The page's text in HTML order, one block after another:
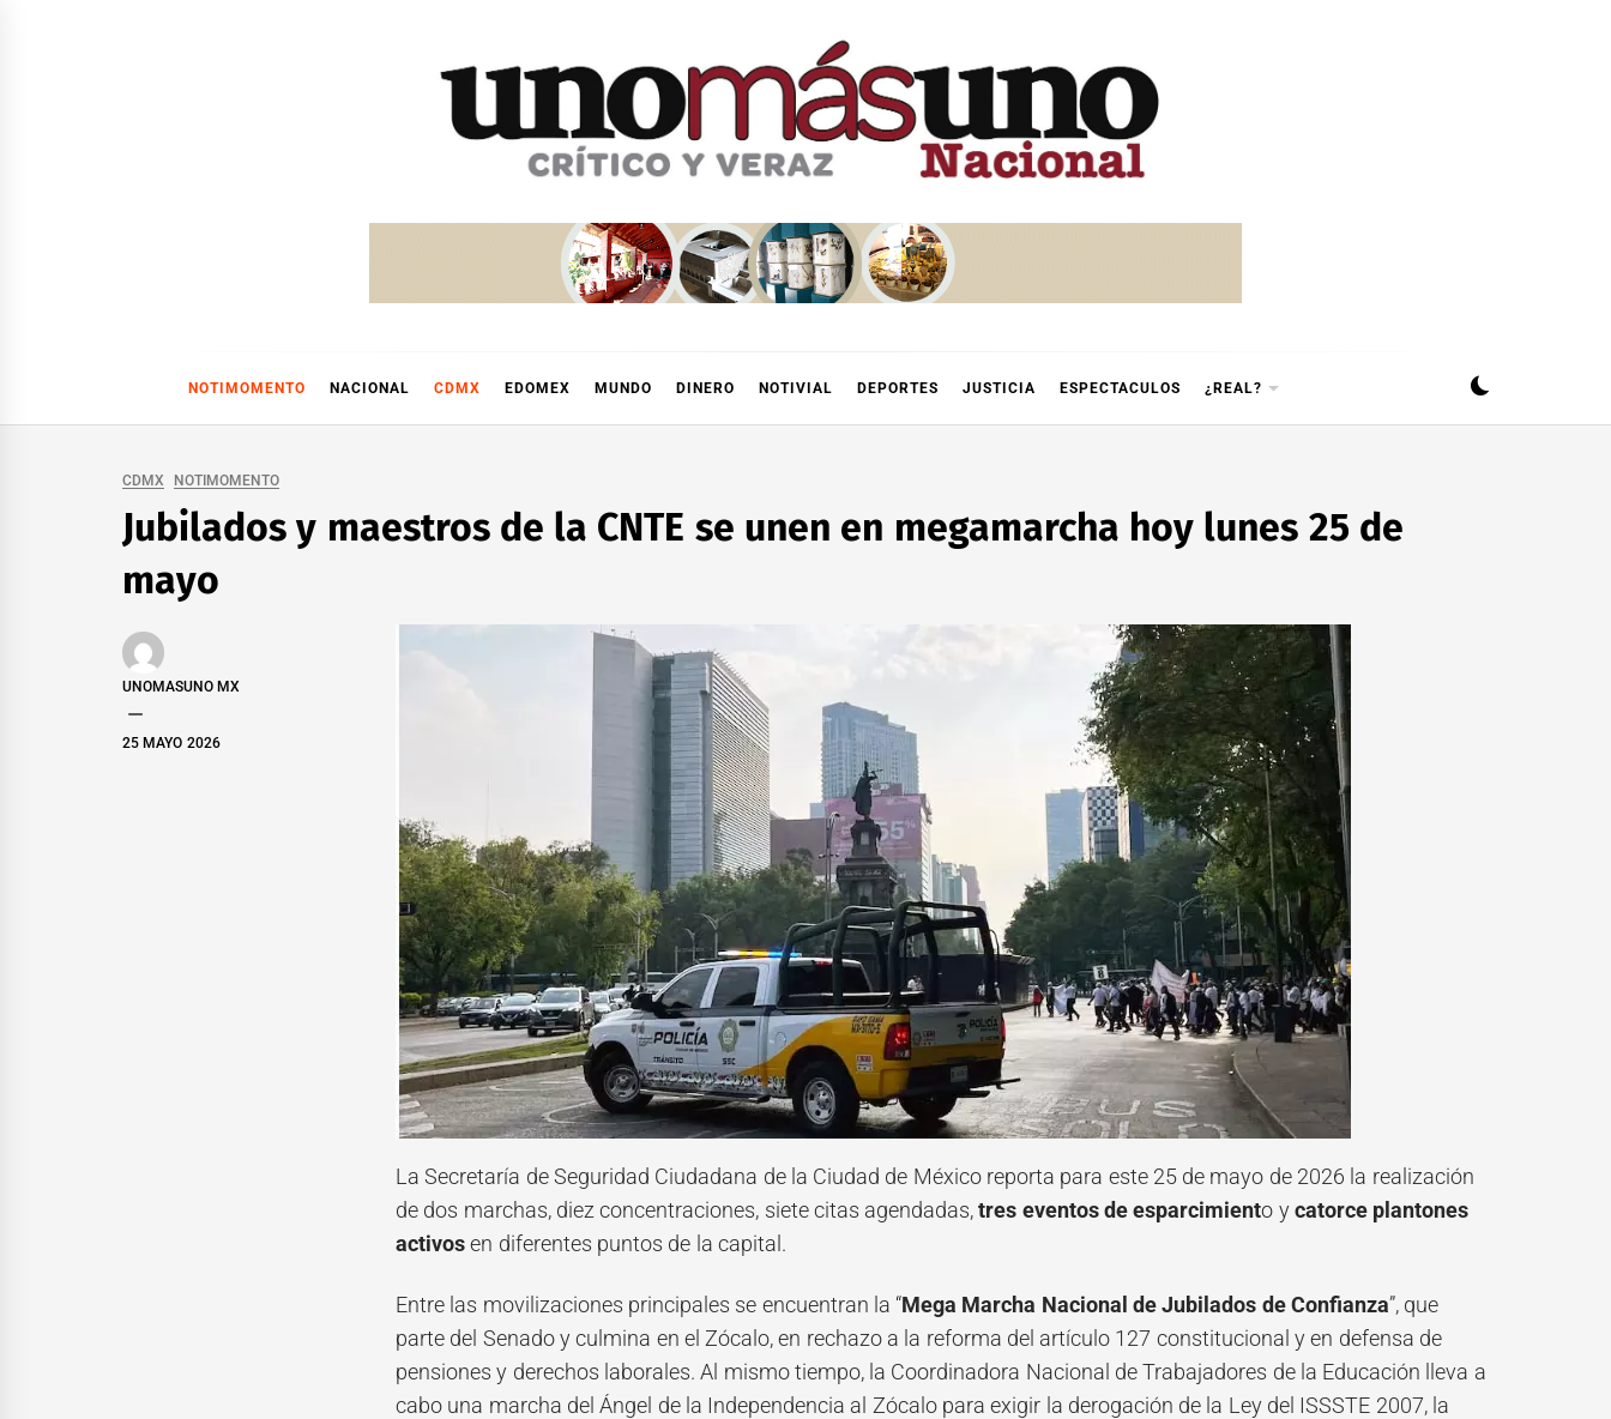
NOTIMOMENTO NACIONAL CDMX EDOMEX MUNDO DINERO NOTIVIAL DEPORTES JUSTICIA ESPECTACULOS ¿REAL?
CDMX NOTIMOMENTO
Jubilados y maestros de la CNTE se unen en megamarcha hoy lunes 25 de
mayo
UNOMASUNO MX
25 MAYO 2026
La Secretaría de Seguridad Ciudadana de la Ciudad de México reporta para este 25 de mayo de 2026 la realización
de dos marchas, diez concentraciones, siete citas agendadas,tres eventos de esparcimiento ycatorce plantones
activosen diferentes puntos de la capital.
Entre las movilizaciones principales se encuentran la “Mega Marcha Nacional de Jubilados de Confianza”, que
parte del Senado y culmina en el Zócalo, en rechazo a la reforma del artículo 127 constitucional y en defensa de
pensiones y derechos laborales. Al mismo tiempo, la Coordinadora Nacional de Trabajadores de la Educación lleva a
cabo una marcha del Ángel de la Independencia al Zócalo para exigir la derogación de la Ley del ISSSTE 2007, la